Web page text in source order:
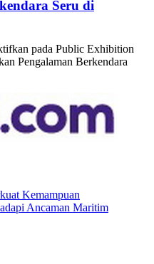
Seru di
pada Public Exhibition
Pengalaman Berkendara